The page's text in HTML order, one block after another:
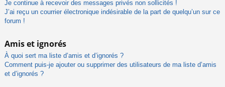
Je continue à recevoir des messages privés non sollicités !
J’ai reçu un courrier électronique indésirable de la part de quelqu’un sur ce
forum !
Amis et ignorés
À quoi sert ma liste d’amis et d’ignorés ?
Comment puis-je ajouter ou supprimer des utilisateurs de ma liste d’amis
et d’ignorés ?